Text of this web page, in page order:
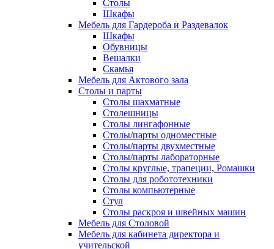
Столы
Шкафы
Мебель для Гардероба и Раздевалок
Шкафы
Обувницы
Вешалки
Скамья
Мебель для Актового зала
Столы и парты
Столы шахматные
Столешницы
Столы лингафонные
Столы/парты одноместные
Столы/парты двухместные
Столы/парты лабораторные
Столы круглые, трапеции, Ромашки
Столы для робототехники
Столы компьютерные
Стул
Столы раскроя и швейных машин
Мебель для Столовой
Мебель для кабинета директора и
учительской